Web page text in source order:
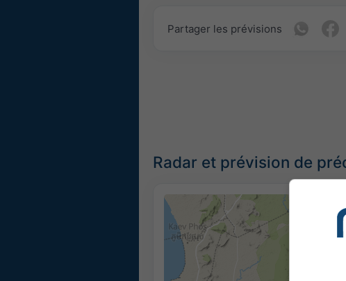
Partager les prévisions
Radar et prévision de